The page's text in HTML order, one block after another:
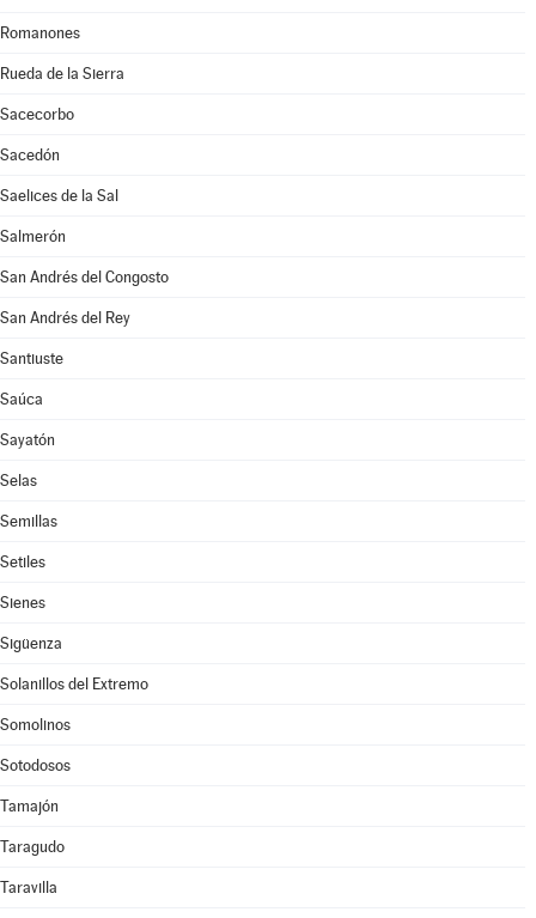
Romanones
Rueda de la Sierra
Sacecorbo
Sacedón
Saelices de la Sal
Salmerón
San Andrés del Congosto
San Andrés del Rey
Santiuste
Saúca
Sayatón
Selas
Semillas
Setiles
Sienes
Sigüenza
Solanillos del Extremo
Somolinos
Sotodosos
Tamajón
Taragudo
Taravilla